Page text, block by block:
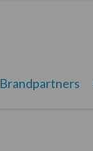
Brandpartners